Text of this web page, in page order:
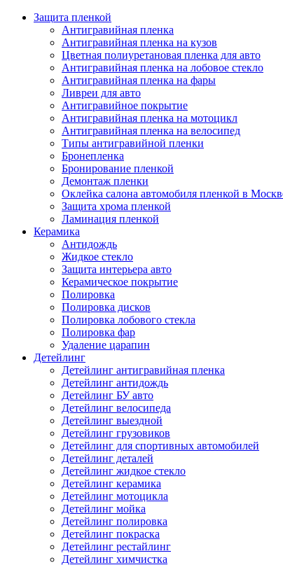
Защита пленкой
Антигравийная пленка
Антигравийная пленка на кузов
Цветная полиуретановая пленка для авто
Антигравийная пленка на лобовое стекло
Антигравийная пленка на фары
Ливреи для авто
Антигравийное покрытие
Антигравийная пленка на мотоцикл
Антигравийная пленка на велосипед
Типы антигравийной пленки
Бронепленка
Бронирование пленкой
Демонтаж пленки
Оклейка салона автомобиля пленкой в
Защита хрома пленкой
Ламинация пленкой
Керамика
Антидождь
Жидкое стекло
Защита интерьера авто
Керамическое покрытие
Полировка
Полировка дисков
Полировка лобового стекла
Полировка фар
Удаление царапин
Детейлинг
Детейлинг антигравийная пленка
Детейлинг антидождь
Детейлинг БУ авто
Детейлинг велосипеда
Детейлинг выездной
Детейлинг грузовиков
Детейлинг для спортивных автомобилей
Детейлинг деталей
Детейлинг жидкое стекло
Детейлинг керамика
Детейлинг мотоцикла
Детейлинг мойка
Детейлинг полировка
Детейлинг покраска
Детейлинг рестайлинг
Детейлинг химчистка